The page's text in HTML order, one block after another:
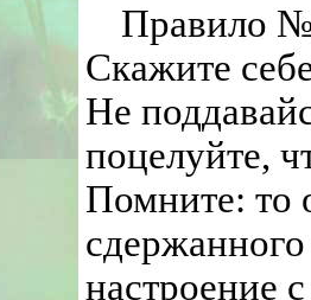
Правило №
Скажите
Не
поцелуйте,
Помните: то
настроение